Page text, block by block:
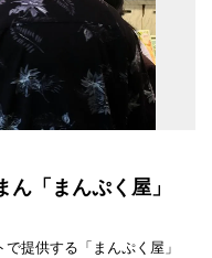
ん「まんぷく屋」
提供する「まんぷく屋」